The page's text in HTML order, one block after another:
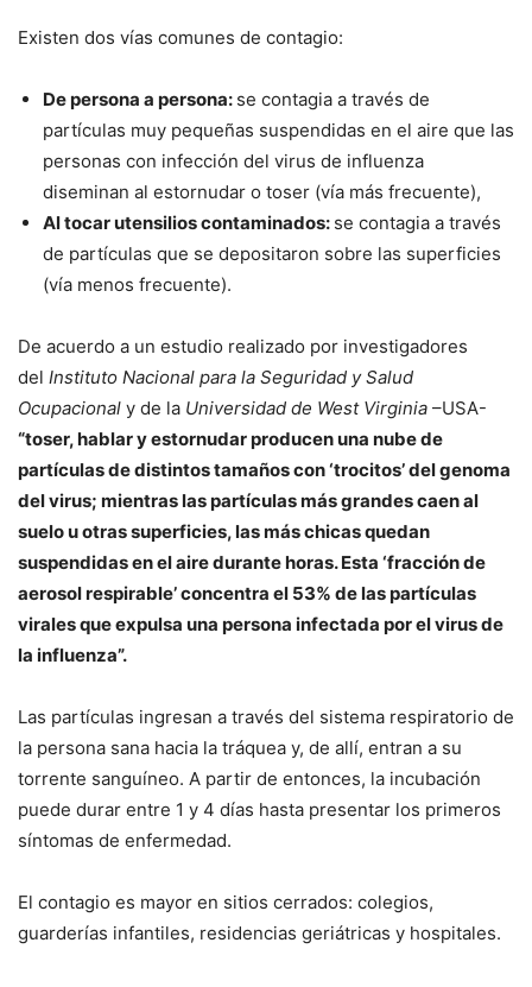
Existen dos vías comunes de contagio:
De persona a persona: se contagia a través de
partículas muy pequeñas suspendidas en el aire que las
personas con infección del virus de influenza
diseminan al estornudar o toser (vía más frecuente),
Al tocar utensilios contaminados: se contagia a través
de partículas que se depositaron sobre las superficies
(vía menos frecuente).
De acuerdo a un estudio realizado por investigadores
del Instituto Nacional para la Seguridad y Salud
Ocupacional y de la Universidad de West Virginia –USA-
“toser, hablar y estornudar producen una nube de
partículas de distintos tamaños con ‘trocitos’ del genoma
del virus; mientras las partículas más grandes caen al
suelo u otras superficies, las más chicas quedan
suspendidas en el aire durante horas. Esta ‘fracción de
aerosol respirable’concentra el 53% de las partículas
virales que expulsa una persona infectada por el virus de
la influenza”.
Las partículas ingresan a través del sistema respiratorio de
la persona sana hacia la tráquea y, de allí, entran a su
torrente sanguíneo. A partir de entonces, la incubación
puede durar entre 1 y 4 días hasta presentar los primeros
síntomas de enfermedad.
El contagio es mayor en sitios cerrados: colegios,
guarderías infantiles, residencias geriátricas y hospitales.